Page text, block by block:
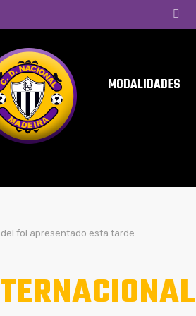
MODALIDADES
foi apresentado esta tarde